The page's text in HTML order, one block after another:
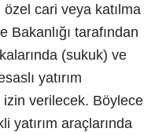
cari veya katılma
Bakanlığı tarafından
(sukuk) ve
yatırım
verilecek. Böylece
yatırım araçlarında